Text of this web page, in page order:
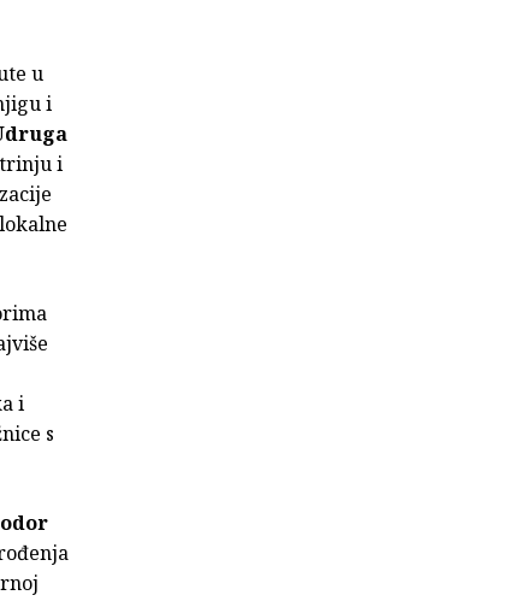
u
i
i
i
s